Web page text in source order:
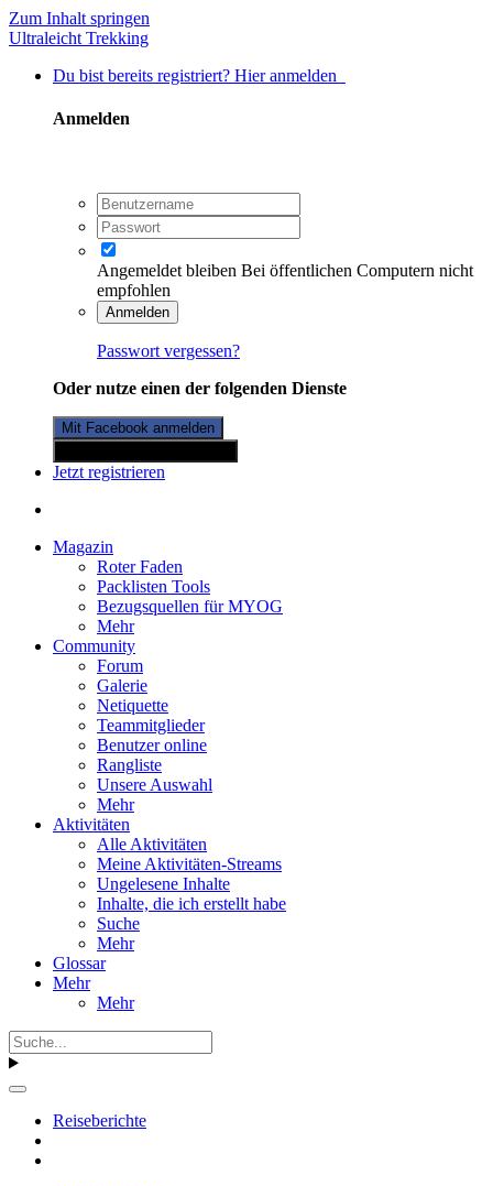
Zum Inhalt springen
Ultraleicht Trekking
Du bist bereits registriert? Hier anmelden
Anmelden
Angemeldet bleiben Bei öffentlichen Computern nicht
empfohlen
Anmelden
Passwort vergessen?
Oder nutze einen der folgenden Dienste
Mit Facebook anmelden
Jetzt registrieren
Magazin
Roter Faden
Packlisten Tools
Bezugsquellen für MYOG
Mehr
Community
Forum
Galerie
Netiquette
Teammitglieder
Benutzer online
Rangliste
Unsere Auswahl
Mehr
Aktivitäten
Alle Aktivitäten
Meine Aktivitäten-Streams
Ungelesene Inhalte
Inhalte, die ich erstellt habe
Suche
Mehr
Glossar
Mehr
Mehr
Reiseberichte